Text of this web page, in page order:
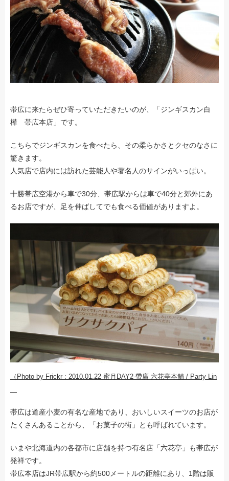
帯広に来たらぜひ寄っていただきたいのが、「ジンギスカン白
樺 帯広本店」です。
こちらでジンギスカンを食べたら、その柔らかさとクセのなさに
驚きます。
人気店で店内には訪れた芸能人や著名人のサインがいっぱい。
十勝帯広空港から車で30分、帯広駅からは車で40分と郊外にあ
るお店ですが、足を伸ばしてでも食べる価値がありますよ。
（Photo by Frickr : 2010.01.22 蜜月DAY2-帶廣 六花亭本舖 / Party Lin
帯広は道産小麦の有名な産地であり、おいしいスイーツのお店が
たくさんあることから、「お菓子の街」とも呼ばれています。
いまや北海道内の各都市に店舗を持つ有名店「六花亭」も帯広が
発祥です。
帯広本店はJR帯広駅から約500メートルの距離にあり、1階は販